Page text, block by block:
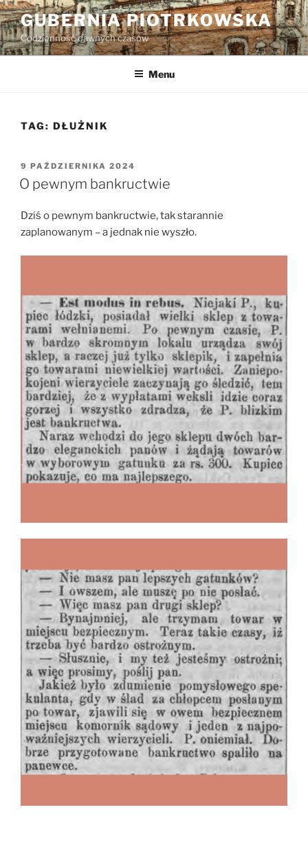
Przejdź
do
treści
GUBERNIA PIOTRKOWSKA
Codzienność dawnych czasów
Menu
TAG: DŁUŻNIK
OPUBLIKOWANE
W
9 PAŹDZIERNIKA 2024
O pewnym bankructwie
Dziś o pewnym bankructwie, tak starannie
zaplanowanym – a jednak nie wyszło.